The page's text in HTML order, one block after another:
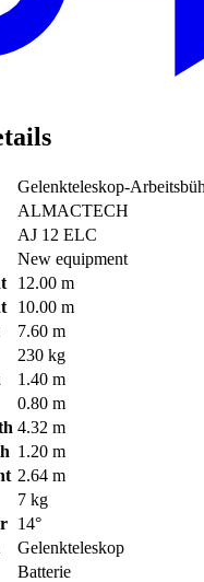
Gelenkteleskop-
ALMACTECH
AJ 12 ELC
New equipment
12.00 m
10.00 m
7.60 m
230 kg
1.40 m
0.80 m
4.32 m
1.20 m
2.64 m
7 kg
14°
Gelenkteleskop
Batterie